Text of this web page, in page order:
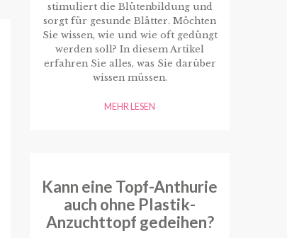
stimuliert die Blütenbildung und
sorgt für gesunde Blätter. Möchten
Sie wissen, wie und wie oft gedüngt
werden soll? In diesem Artikel
erfahren Sie alles, was Sie darüber
wissen müssen.
MEHR LESEN
Kann eine Topf-Anthurie
auch ohne Plastik-
Anzuchttopf gedeihen?